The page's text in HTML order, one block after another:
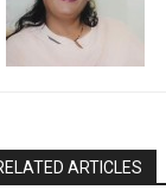
ARTICLES